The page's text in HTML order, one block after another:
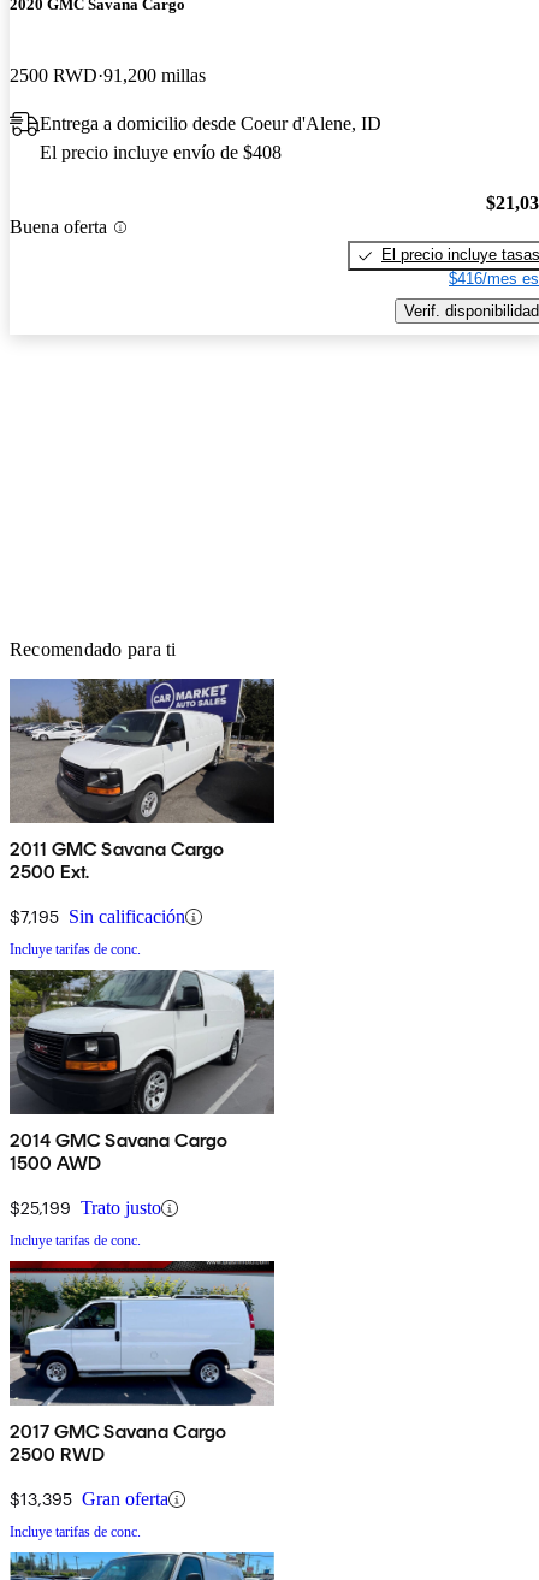
2020 GMC Savana Cargo
2500 RWD 91,200 millas
Entrega a domicilio desde Coeur d'Alene, ID
El precio incluye envío de $408
Buena oferta
El precio incluye tasas
$416/mes
Verif. disponibilidad
Recomendado para ti
2011 GMC Savana Cargo
2500 Ext.
$7,195 Sin calificación
Incluye tarifas de conc.
2014 GMC Savana Cargo
1500 AWD
$25,199 Trato justo
Incluye tarifas de conc.
2017 GMC Savana Cargo
2500 RWD
$13,395 Gran oferta
Incluye tarifas de conc.